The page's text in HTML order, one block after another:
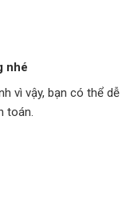
nhé
vì vậy, bạn có thể dễ
toán.